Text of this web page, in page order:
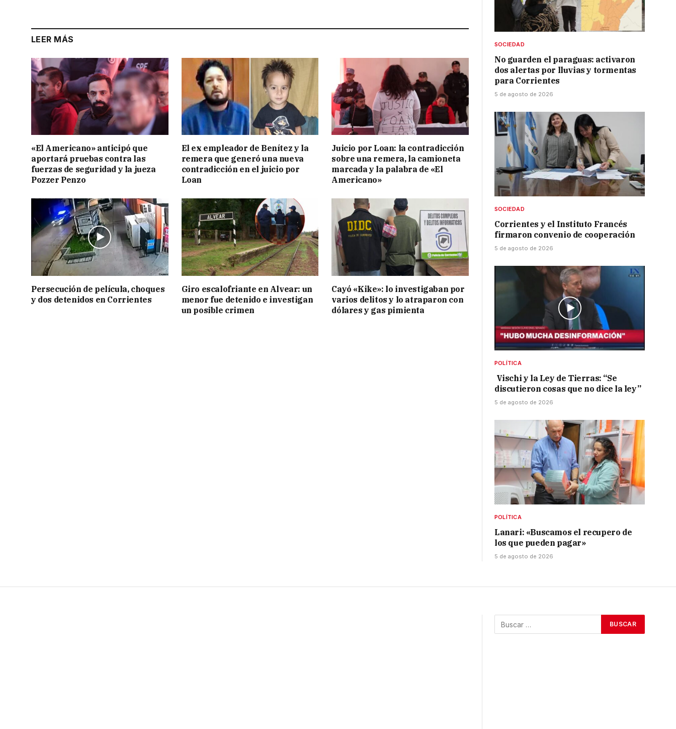
LEER MÁS
«El Americano» anticipó que
aportará pruebas contra las
fuerzas de seguridad y la jueza
Pozzer Penzo
El ex empleador de Benítez y la
remera que generó una nueva
contradicción en el juicio por
Loan
Juicio por Loan: la contradicción
sobre una remera, la camioneta
marcada y la palabra de «El
Americano»
Persecución de película, choques
y dos detenidos en Corrientes
Giro escalofriante en Alvear: un
menor fue detenido e investigan
un posible crimen
Cayó «Kike»: lo investigaban por
varios delitos y lo atraparon con
dólares y gas pimienta
SOCIEDAD
No guarden el paraguas: activaron
dos alertas por lluvias y tormentas
para Corrientes
5 de agosto de 2026
SOCIEDAD
Corrientes y el Instituto Francés
firmaron convenio de cooperación
5 de agosto de 2026
POLÍTICA
Vischi y la Ley de Tierras: “Se
discutieron cosas que no dice la ley”
5 de agosto de 2026
POLÍTICA
Lanari: «Buscamos el recupero de
los que pueden pagar»
5 de agosto de 2026